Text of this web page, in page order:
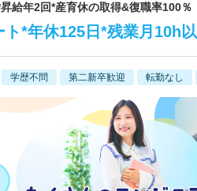
給年2回*産育休の取得&復職率100％
ト*年休125日*残業月10h
学歴不問 第二新卒歓迎 転勤なし